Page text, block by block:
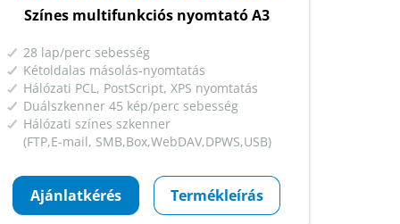
Színes multifunkciós nyomtató A3
28 lap/perc sebesség
Kétoldalas másolás-nyomtatás
Hálózati PCL, PostScript, XPS nyomtatás
Duálszkenner 45 kép/perc sebesség
Hálózati színes szkenner
(FTP,E-mail, SMB,Box,WebDAV,DPWS,USB)
Ajánlatkérés Termékleírás